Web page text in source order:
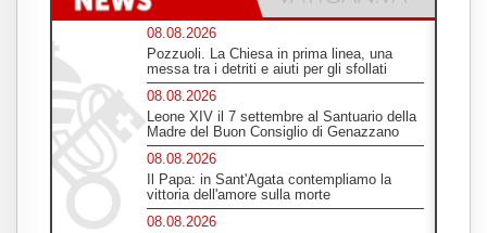
08.08.2026
Pozzuoli. La Chiesa in prima linea, una
messa tra i detriti e aiuti per gli sfollati
08.08.2026
Leone XIV il 7 settembre al Santuario della
Madre del Buon Consiglio di Genazzano
08.08.2026
Il Papa: in Sant'Agata contempliamo la
vittoria dell'amore sulla morte
08.08.2026